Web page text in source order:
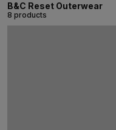
B&C Reset Outerwear
8 products